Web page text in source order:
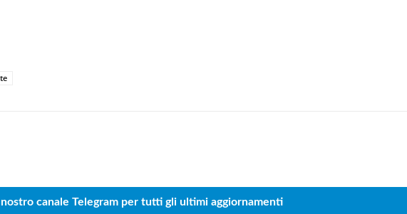
nostro canale Telegram per tutti gli ultimi aggiornamenti